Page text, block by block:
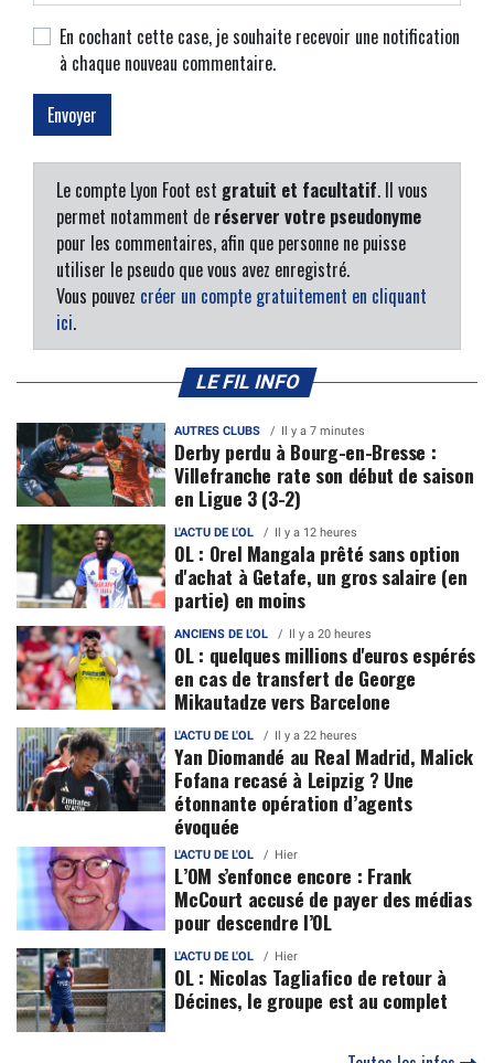
En cochant cette case, je souhaite recevoir une notification
à chaque nouveau commentaire.
Le compte Lyon Foot est gratuit et facultatif. Il vous
permet notamment de réserver votre pseudonyme
pour les commentaires, afin que personne ne puisse
utiliser le pseudo que vous avez enregistré.
Vous pouvez créer un compte gratuitement en cliquant
ici.
LE FIL INFO
AUTRES CLUBS Il y a 7 minutes
Derby perdu à Bourg-en-Bresse :
Villefranche rate son début de saison
en Ligue 3 (3-2)
L'ACTU DE L'OL Il y a 12 heures
OL : Orel Mangala prêté sans option
d'achat à Getafe, un gros salaire (en
partie) en moins
ANCIENS DE L'OL Il y a 20 heures
OL : quelques millions d'euros espérés
en cas de transfert de George
Mikautadze vers Barcelone
L'ACTU DE L'OL Il y a 22 heures
Yan Diomandé au Real Madrid, Malick
Fofana recasé à Leipzig ? Une
étonnante opération d’agents
évoquée
L'ACTU DE L'OL Hier
L’OM s’enfonce encore : Frank
McCourt accusé de payer des médias
pour descendre l’OL
L'ACTU DE L'OL Hier
OL : Nicolas Tagliafico de retour à
Décines, le groupe est au complet